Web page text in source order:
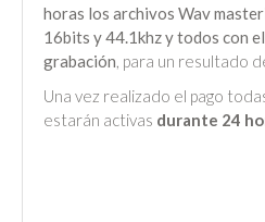
horas los archivos Wav
16bits y 44.1khz y todos con
grabación, para un resultado
Una vez realizado el pago
estarán activas durante 24